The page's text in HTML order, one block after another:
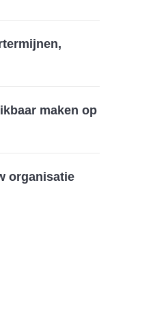
maken op
organisatie